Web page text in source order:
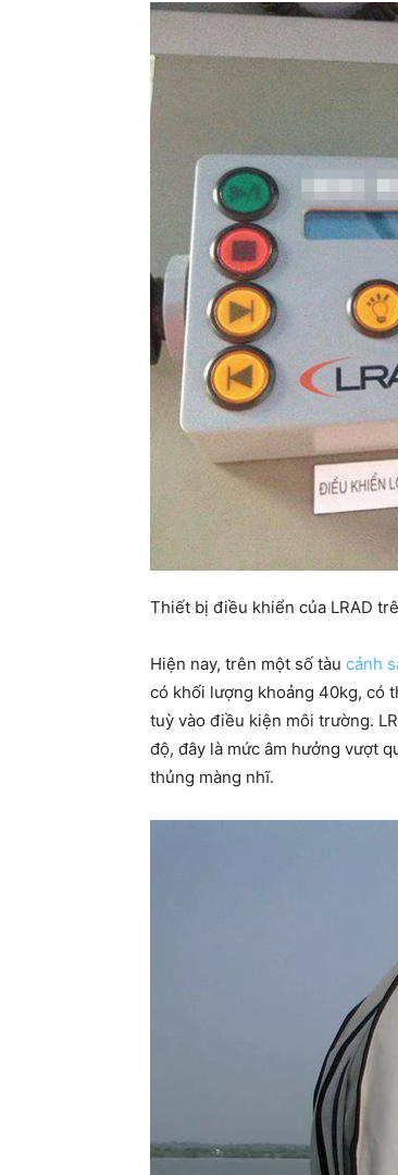
Thiết bị điều khiển của LRAD
Hiện nay, trên một số tàu cảnh
có khối lượng khoảng 40kg, có
tuỳ vào điều kiện môi trường.
độ, đây là mức âm hưởng vượt
thủng màng nhĩ.